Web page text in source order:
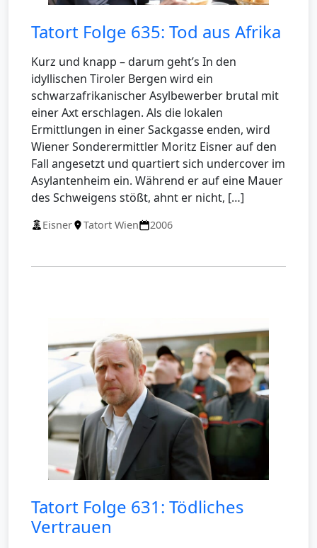
Tatort Folge 635: Tod aus Afrika
Kurz und knapp – darum geht’s In den
idyllischen Tiroler Bergen wird ein
schwarzafrikanischer Asylbewerber brutal mit
einer Axt erschlagen. Als die lokalen
Ermittlungen in einer Sackgasse enden, wird
Wiener Sonderermittler Moritz Eisner auf den
Fall angesetzt und quartiert sich undercover im
Asylantenheim ein. Während er auf eine Mauer
des Schweigens stößt, ahnt er nicht, […]
Eisner Tatort Wien 2006
Tatort Folge 631: Tödliches
Vertrauen